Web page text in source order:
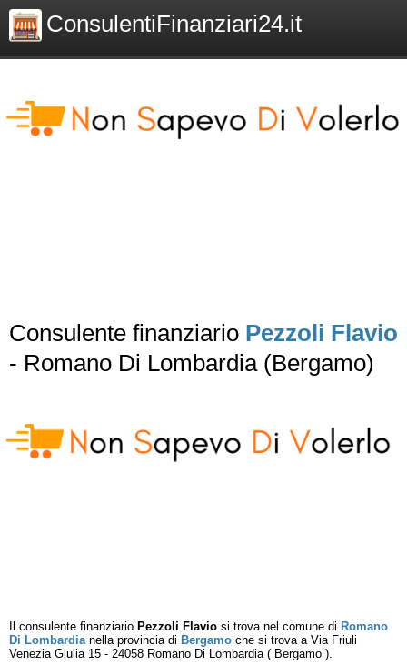
ConsulentiFinanziari24.it
Consulente finanziario Pezzoli Flavio
- Romano Di Lombardia (Bergamo)
Il consulente finanziario Pezzoli Flavio si trova nel comune di Romano
Di Lombardianella provincia di Bergamo che si trova a Via Friuli
Venezia Giulia 15 - 24058 Romano Di Lombardia( Bergamo ).